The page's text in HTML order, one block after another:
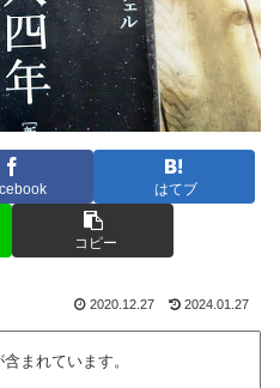
はてブ
コピー
2020.12.27 2024.01.27
まれています。